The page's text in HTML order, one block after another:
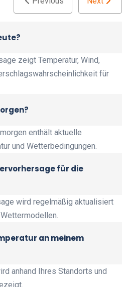
zeigt Temperatur, Wind,
für
enthält aktuelle
und Wetterbedingungen.
für die
wird regelmäßig aktualisiert
an meinem
anhand Ihres Standorts und